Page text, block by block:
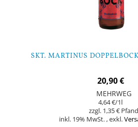
SKT. MARTINUS
20,90 €
MEHRWEG
4,64 €/1l
1,35 €
inkl. 19% MwSt. ,exkl.